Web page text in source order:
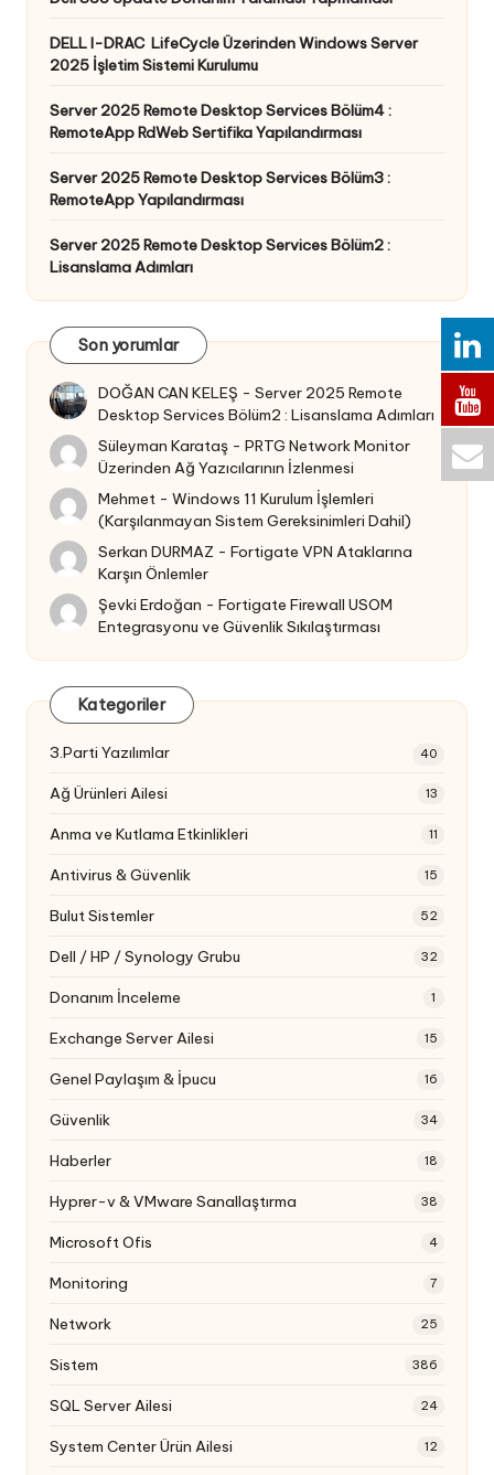
DELL I-DRAC LifeCycle Üzerinden Windows Server
2025 İşletim Sistemi Kurulumu
Server 2025 Remote Desktop Services Bölüm4 :
RemoteApp RdWeb Sertifika Yapılandırması
Server 2025 Remote Desktop Services Bölüm3 :
RemoteApp Yapılandırması
Server 2025 Remote Desktop Services Bölüm2 :
Lisanslama Adımları
Son yorumlar
DOĞAN CAN KELEŞ -Server 2025 Remote
Desktop Services Bölüm2 : Lisanslama Adımları
Süleyman Karataş -PRTG Network Monitor
Üzerinden Ağ Yazıcılarının İzlenmesi
Mehmet -Windows 11 Kurulum İşlemleri
(Karşılanmayan Sistem Gereksinimleri Dahil)
Serkan DURMAZ -Fortigate VPN Ataklarına
Karşın Önlemler
Şevki Erdoğan -Fortigate Firewall USOM
Entegrasyonu ve Güvenlik Sıkılaştırması
Kategoriler
3.Parti Yazılımlar 40
Ağ Ürünleri Ailesi 13
Anma ve Kutlama Etkinlikleri 11
Antivirus & Güvenlik 15
Bulut Sistemler 52
Dell / HP / Synology Grubu 32
Donanım İnceleme 1
Exchange Server Ailesi 15
Genel Paylaşım & İpucu 16
Güvenlik 34
Haberler 18
Hyprer-v & VMware Sanallaştırma 38
Microsoft Ofis 4
Monitoring 7
Network 25
Sistem 386
SQL Server Ailesi 24
System Center Ürün Ailesi 12